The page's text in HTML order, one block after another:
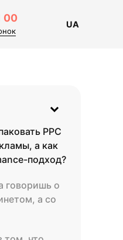
00
UA
PPC
а как
подход?
говоришь о
а со